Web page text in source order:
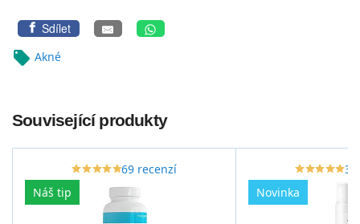
Sdílet
local_offer Akné
Související produkty
star_borderstar_borderstar_borderstar_borderstar_border
starstarstarstarstar69 recenzí
Náš tip
star_borderstar_borderstar_borderstar_borderstar_border
starstarstarstarstar
Novinka